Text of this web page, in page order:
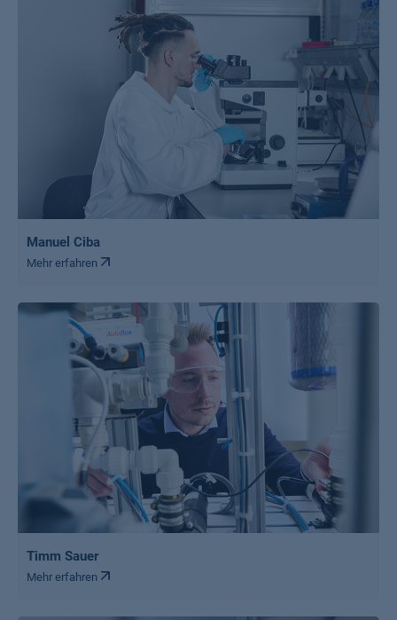
Manuel Ciba
Mehr erfahren
Timm Sauer
Mehr erfahren